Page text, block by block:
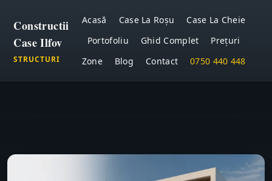
Constructii
Case Ilfov
STRUCTURI
Acasă Case La Roșu
Case La Cheie
Portofoliu
Ghid Complet
Prețuri
Zone
Blog Contact 0750 440 448